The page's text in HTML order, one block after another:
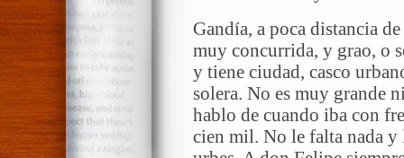
Gandía, a poca distancia
muy concurrida, y grao, o
y tiene ciudad, casco
solera. No es muy grande
hablo de cuando iba con
cien mil. No le falta nada y